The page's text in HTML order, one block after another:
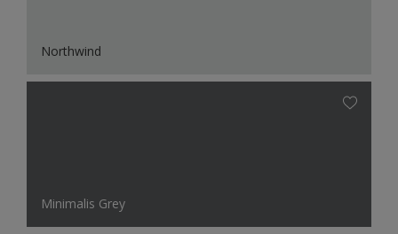
Northwind
Minimalis Grey